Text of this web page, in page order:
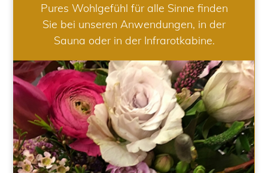
Pures Wohlgefühl für alle Sinne finden
Sie bei unseren Anwendungen, in der
Sauna oder in der Infrarotkabine.